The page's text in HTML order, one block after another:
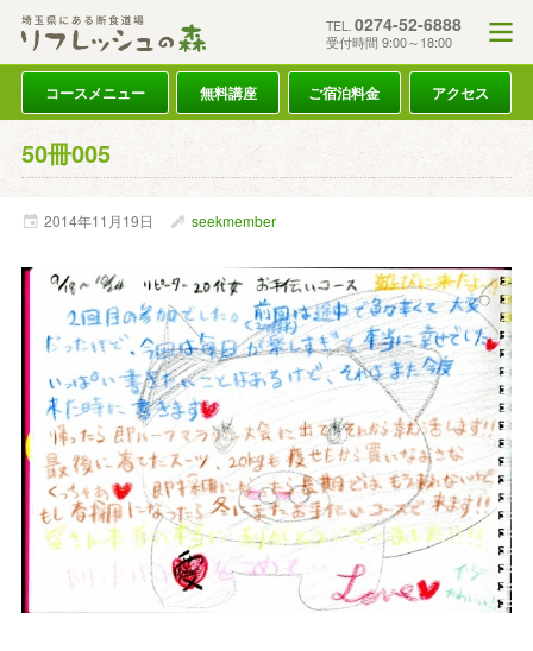
TEL. 0274-52-6888
受付時間 9:00～18:00
コースメニュー 無料講座 ご宿泊料金 アクセス
50冊005
2014年11月19日 seekmember